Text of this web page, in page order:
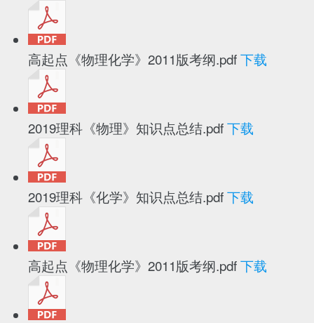
高起点《物理化学》2011版考纲.pdf下载
2019理科《物理》知识点总结.pdf下载
2019理科《化学》知识点总结.pdf下载
高起点《物理化学》2011版考纲.pdf下载